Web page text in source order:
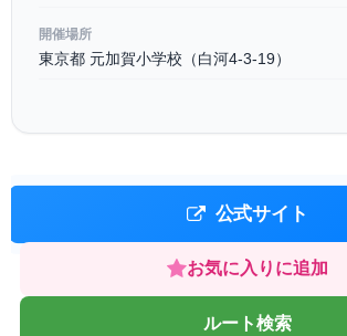
開催場所
東京都 元加賀小学校（白河4-3-19）
公式サイト
お気に入りに追加
ルート検索